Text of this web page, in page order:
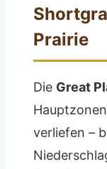
Prairie
Die Great
verliefen –